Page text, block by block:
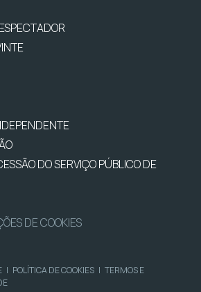
DO SERVIÇO PÚBLICO DE
DE COOKIES
| POLÍTICA DE COOKIES | TERMOS E